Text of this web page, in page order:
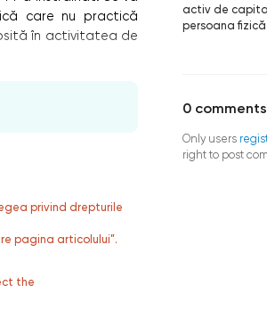
care nu practică
în activitatea de
privind drepturile
pagina articolului”.
the
activ de capital
persoana fizică
0 comments
Only users
right to post